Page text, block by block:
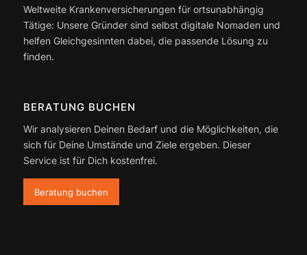
Weltweite Krankenversicherungen für ortsunabhängig
Tätige: Unsere Gründer sind selbst digitale Nomaden und
helfen Gleichgesinnten dabei, die passende Lösung zu
finden.
BERATUNG BUCHEN
Wir analysieren Deinen Bedarf und die Möglichkeiten, die
sich für Deine Umstände und Ziele ergeben. Dieser
Service ist für Dich kostenfrei.
Beratung buchen